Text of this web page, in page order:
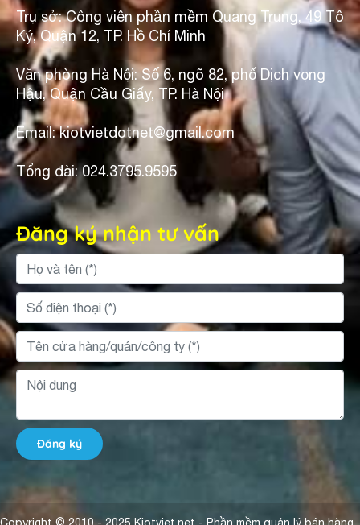
Trụ sở: Công viên phần mềm Quang Trung, 49 Tô
Ký, Quận 12, TP. Hồ Chí Minh
Văn phòng Hà Nội: Số 6, ngõ 82, phố Dịch vọng
Hậu, Quận Cầu Giấy, TP. Hà Nội
Email: kiotvietdotnet@gmail.com
Tổng đài: 024.3795.9595
Đăng ký nhận tư vấn
Đăng ký